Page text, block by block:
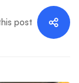
post